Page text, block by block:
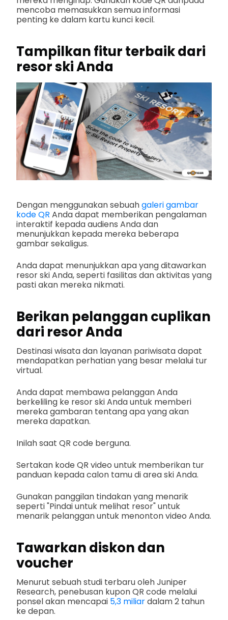
mencoba memasukkan semua informasi
penting ke dalam kartu kunci kecil.
Tampilkan fitur terbaik dari
resor ski Anda
Dengan menggunakan sebuahgaleri gambar
kode QR Anda dapat memberikan pengalaman
interaktif kepada audiens Anda dan
menunjukkan kepada mereka beberapa
gambar sekaligus.
Anda dapat menunjukkan apa yang ditawarkan
resor ski Anda, seperti fasilitas dan aktivitas yang
pasti akan mereka nikmati.
Berikan pelanggan cuplikan
dari resor Anda
Destinasi wisata dan layanan pariwisata dapat
mendapatkan perhatian yang besar melalui tur
virtual.
Anda dapat membawa pelanggan Anda
berkeliling ke resor ski Anda untuk memberi
mereka gambaran tentang apa yang akan
mereka dapatkan.
Inilah saat QR code berguna.
Sertakan kode QR video untuk memberikan tur
panduan kepada calon tamu di area ski Anda.
Gunakan panggilan tindakan yang menarik
seperti "Pindai untuk melihat resor" untuk
menarik pelanggan untuk menonton video Anda.
Tawarkan diskon dan
voucher
Menurut sebuah studi terbaru oleh Juniper
Research, penebusan kupon QR code melalui
ponsel akan mencapai 5,3 miliardalam 2 tahun
ke depan.